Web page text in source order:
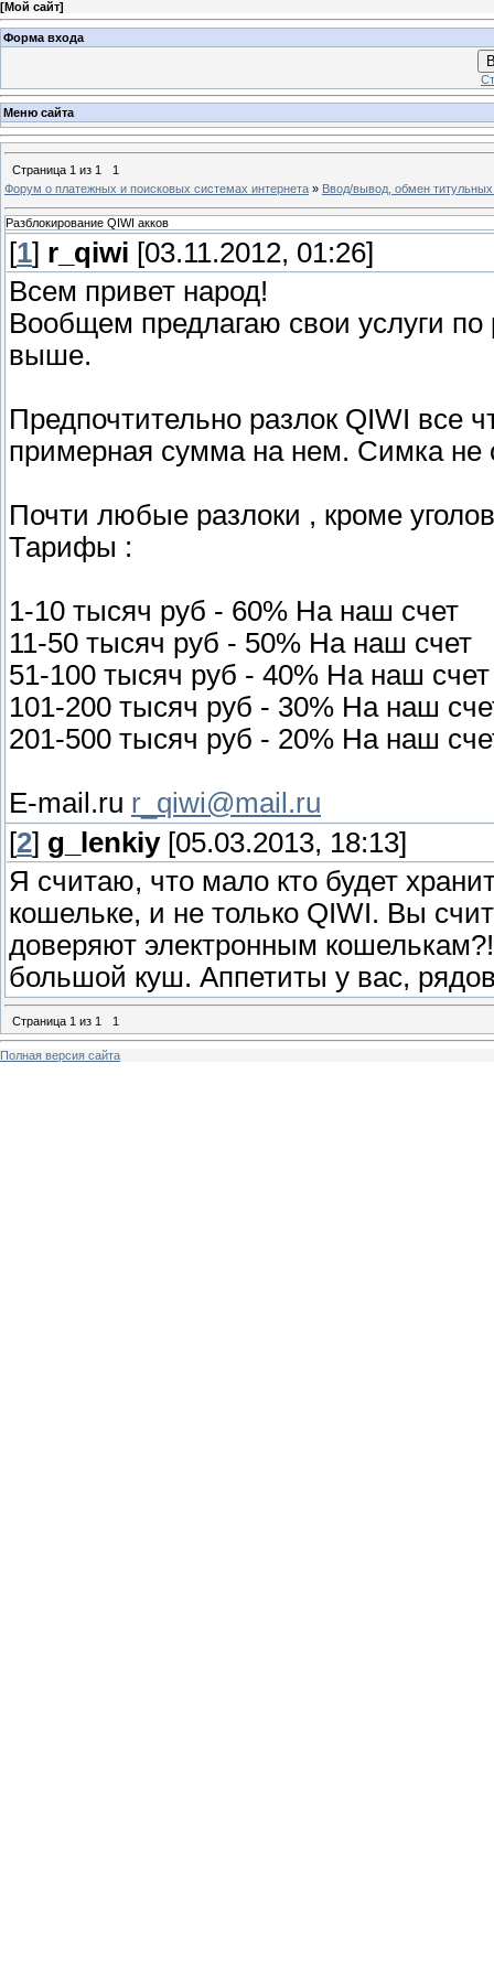
[Мой сайт]
Форма входа
Меню сайта
Страница 1 из 1
1
Форум о платежных и поисковых системах интернета » Ввод/вывод, обмен
Разблокирование QIWI акков
[1] r_qiwi [03.11.2012, 01:26]
Всем привет народ!
Вообщем предлагаю свои услуги
выше.
Предпочтительно разлок QIWI все
примерная сумма на нем. Симка не
Почти любые разлоки , кроме
Тарифы :
1-10 тысяч руб - 60% На наш счет
11-50 тысяч руб - 50% На наш счет
51-100 тысяч руб - 40% На наш счет
101-200 тысяч руб - 30% На наш
201-500 тысяч руб - 20% На наш
E-mail.ru r_qiwi@mail.ru
[2] g_lenkiy[05.03.2013, 18:13]
Я считаю, что мало кто будет
кошельке, и не только QIWI. Вы
доверяют электронным
большой куш. Аппетиты у вас,
Страница 1 из 1 1
Полная версия сайта